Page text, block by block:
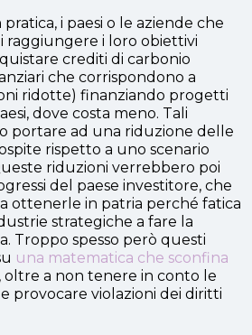
pratica, i paesi o le aziende che
raggiungere i loro obiettivi
crediti di carbonio
che corrispondono a
ridotte) finanziando progetti
dove costa meno. Tali
portare ad una riduzione delle
rispetto a uno scenario
riduzioni verrebbero poi
del paese investitore, che
ottenerle in patria perché fatica
strategiche a fare la
Troppo spesso però questi
una matematica che sconfina
, oltre a non tenere in conto le
provocare violazioni dei diritti